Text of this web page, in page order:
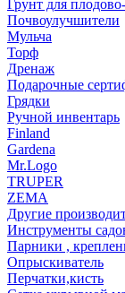
Грунт для
Почвоулучшители
Мульча
Торф
Дренаж
Подарочные
Грядки
Ручной инвентарь
Finland
Gardena
Mr.Logo
TRUPER
ZEMA
Другие
Инструменты
Парники ,
Опрыскиватель
Перчатки,кисть